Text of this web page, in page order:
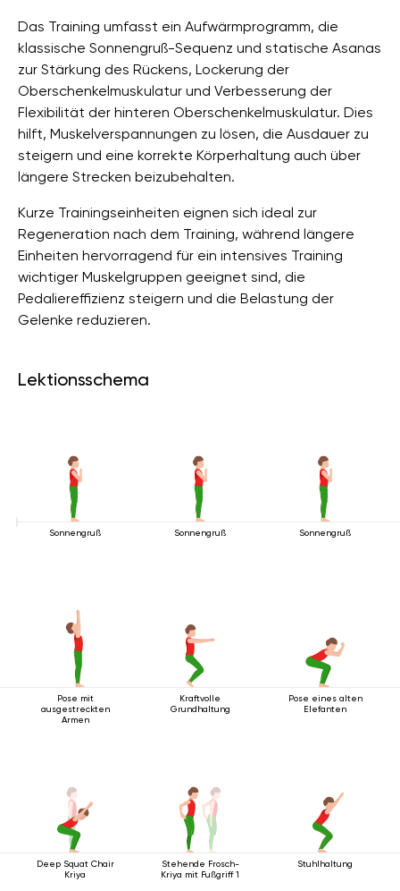
Das Training umfasst ein Aufwärmprogramm, die
klassische Sonnengruß-Sequenz und statische Asanas
zur Stärkung des Rückens, Lockerung der
Oberschenkelmuskulatur und Verbesserung der
Flexibilität der hinteren Oberschenkelmuskulatur. Dies
hilft, Muskelverspannungen zu lösen, die Ausdauer zu
steigern und eine korrekte Körperhaltung auch über
längere Strecken beizubehalten.
Kurze Trainingseinheiten eignen sich ideal zur
Regeneration nach dem Training, während längere
Einheiten hervorragend für ein intensives Training
wichtiger Muskelgruppen geeignet sind, die
Pedaliereffizienz steigern und die Belastung der
Gelenke reduzieren.
Lektionsschema
Sonnengruß Sonnengruß Sonnengruß
Pose mit
ausgestreckten
Armen
Kraftvolle
Grundhaltung
Pose eines alten
Elefanten
Deep Squat Chair
Kriya
Stehende Frosch-
Kriya mit Fußgriff 1
Stuhlhaltung